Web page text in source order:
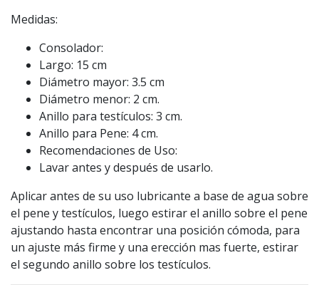
Medidas:
Consolador:
Largo: 15 cm
Diámetro mayor: 3.5 cm
Diámetro menor: 2 cm.
Anillo para testículos: 3 cm.
Anillo para Pene: 4 cm.
Recomendaciones de Uso:
Lavar antes y después de usarlo.
Aplicar antes de su uso lubricante a base de agua sobre
el pene y testículos, luego estirar el anillo sobre el pene
ajustando hasta encontrar una posición cómoda, para
un ajuste más firme y una erección mas fuerte, estirar
el segundo anillo sobre los testículos.